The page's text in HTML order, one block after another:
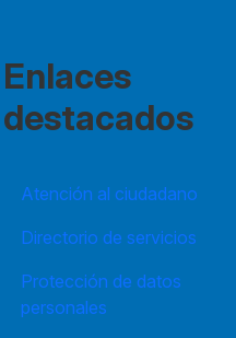
Enlaces
destacados
Atención al ciudadano
Directorio de servicios
Protección de datos
personales